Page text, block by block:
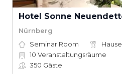
Hotel Sonne
Nürnberg
Seminar Room
10 Veranstaltungsräume
350 Gäste